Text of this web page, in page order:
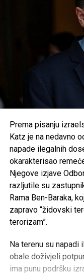
Prema pisanju
Katz je na nedavno
napade ilegalnih
okarakterisao
Njegove izjave
razljutile su
Rama Ben-Baraka,
zapravo “židovski
terorizam”.
Na terenu su napadi
obale doživjeli
ima punu podršku